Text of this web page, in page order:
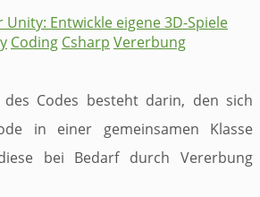
​Entwickle eigene 3D-Spiele
Coding Csharp Vererbung
des Codes besteht darin, den sich
in einer gemeinsamen Klasse
bei Bedarf durch Vererbung